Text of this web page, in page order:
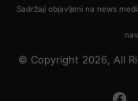
Sadržaji objavljeni na news
© Copyright 2026, All